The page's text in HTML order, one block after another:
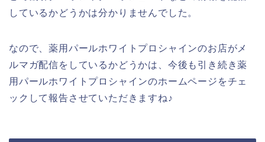
しているかどうかは分かりませんでした。
なので、薬用パールホワイトプロシャインのお店がメ
ルマガ配信をしているかどうかは、今後も引き続き薬
用パールホワイトプロシャインのホームページをチェ
ックして報告させていただきますね♪